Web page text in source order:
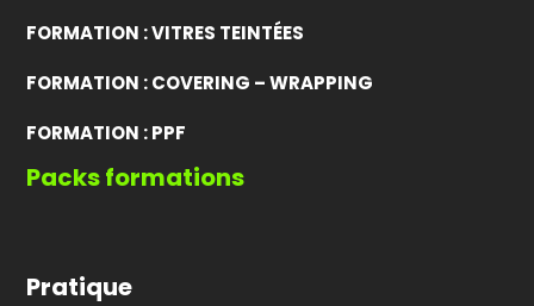
FORMATION : VITRES TEINTÉES
FORMATION : COVERING – WRAPPING
FORMATION : PPF
Packs formations
Pratique